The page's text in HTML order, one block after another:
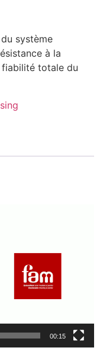
système
à la
totale du
00:15